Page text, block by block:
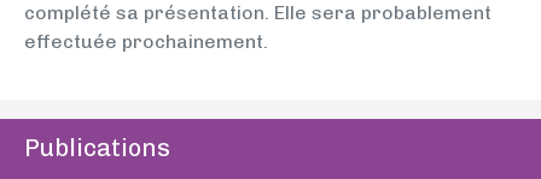
complété sa présentation. Elle sera probablement
effectuée prochainement.
Publications